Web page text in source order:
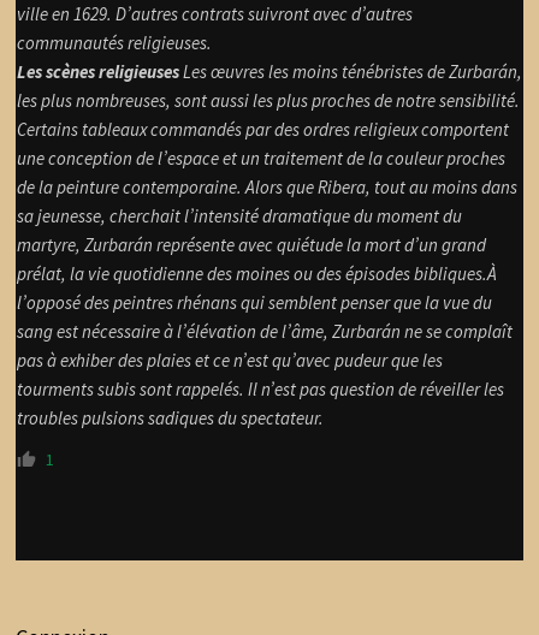
ville en 1629. D’autres contrats suivront avec d’autres
communautés religieuses.
Les scènes religieusesLes œuvres les moins ténébristes de Zurbarán,
les plus nombreuses, sont aussi les plus proches de notre sensibilité.
Certains tableaux commandés par des ordres religieux comportent
une conception de l’espace et un traitement de la couleur proches
de la peinture contemporaine. Alors que Ribera, tout au moins dans
sa jeunesse, cherchait l’intensité dramatique du moment du
martyre, Zurbarán représente avec quiétude la mort d’un grand
prélat, la vie quotidienne des moines ou des épisodes bibliques.À
l’opposé des peintres rhénans qui semblent penser que la vue du
sang est nécessaire à l’élévation de l’âme, Zurbarán ne se complaît
pas à exhiber des plaies et ce n’est qu’avec pudeur que les
tourments subis sont rappelés. Il n’est pas question de réveiller les
troubles pulsions sadiques du spectateur.
1